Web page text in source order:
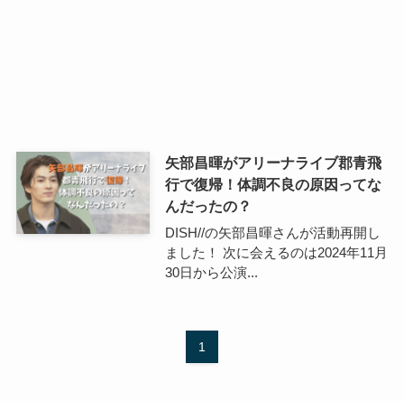
矢部昌暉がアリーナライブ郡青飛
行で復帰！体調不良の原因ってな
んだったの？
DISH//の矢部昌暉さんが活動再開し
ました！ 次に会えるのは2024年11月
30日から公演...
1